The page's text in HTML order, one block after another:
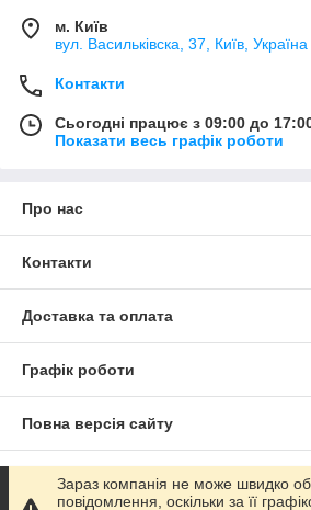
м. Київ
вул. Васильківска, 37, Київ, Україна
Контакти
Сьогодні працює з 09:00 до
Показати весь графік роботи
Про нас
Контакти
Доставка та оплата
Графік роботи
Повна версія сайту
Сайт створено на маркетплейсі
Зараз компанія не може швидко
повідомлення, оскільки за її